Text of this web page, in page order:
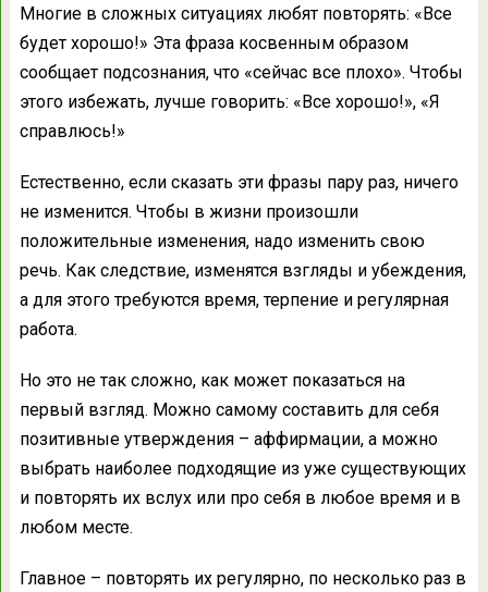
Многие в сложных ситуациях любят повторять: «Все
будет хорошо!» Эта фраза косвенным образом
сообщает подсознания, что «сейчас все плохо». Чтобы
этого избежать, лучше говорить: «Все хорошо!», «Я
справлюсь!»
Естественно, если сказать эти фразы пару раз, ничего
не изменится. Чтобы в жизни произошли
положительные изменения, надо изменить свою
речь. Как следствие, изменятся взгляды и убеждения,
а для этого требуются время, терпение и регулярная
работа.
Но это не так сложно, как может показаться на
первый взгляд. Можно самому составить для себя
позитивные утверждения – аффирмации, а можно
выбрать наиболее подходящие из уже существующих
и повторять их вслух или про себя в любое время и в
любом месте.
Главное – повторять их регулярно, по несколько раз в